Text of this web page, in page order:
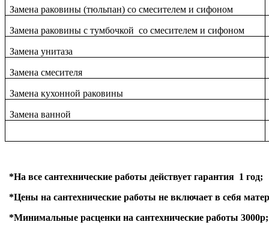
Замена раковины (тюльпан) со смесителем и сифоном
Замена раковины с тумбочкой со смесителем и сифоном
Замена унитаза
Замена смесителя
Замена кухонной раковины
Замена ванной
*На все сантехнические работы действует гарантия 1 год;
*Цены на сантехнические работы не включает в себя
*Минимальные расценки на сантехнические работы 3000р;